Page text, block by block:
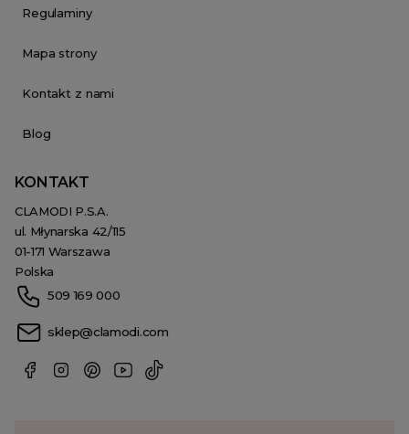
Regulaminy
Mapa strony
Kontakt z nami
Blog
KONTAKT
CLAMODI P.S.A.
ul. Młynarska 42/115
01-171 Warszawa
Polska
509 169 000
sklep@clamodi.com